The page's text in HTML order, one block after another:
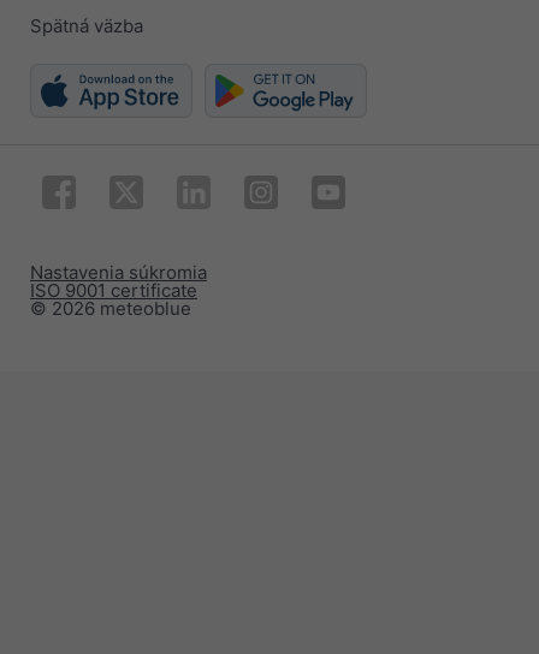
Spätná väzba
© 2026 meteoblue
ISO 9001 certificate
Nastavenia súkromia